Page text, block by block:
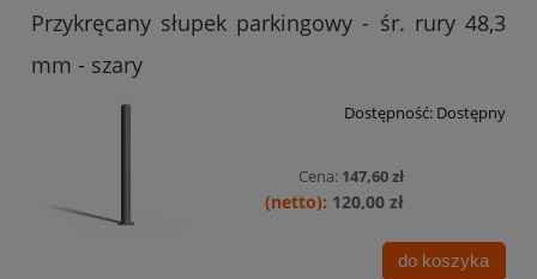
Przykręcany słupek parkingowy - śr. rury 48,3
mm - szary
Dostępność: Dostępny
Cena: 147,60 zł
120,00 zł
do koszyka